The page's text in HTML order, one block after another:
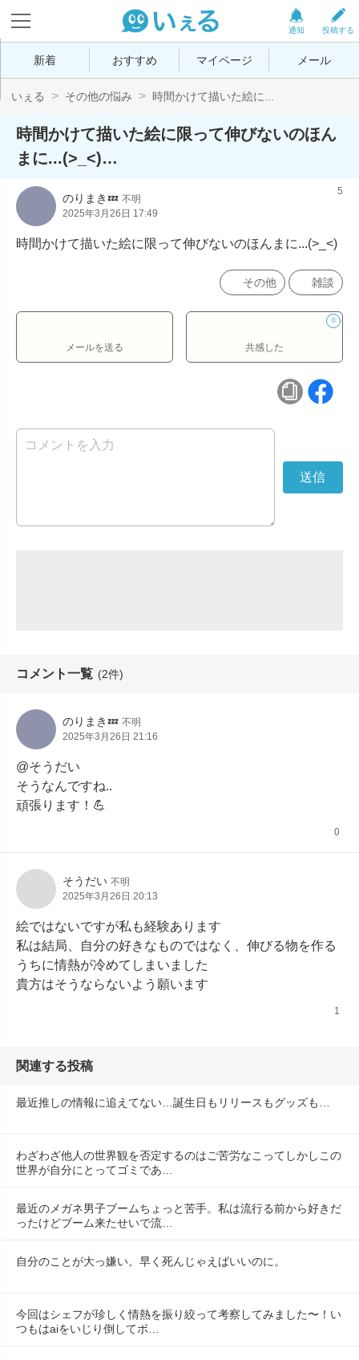
投稿する
通知
新着 おすすめ マイページ メール
いぇる その他の悩み 時間かけて描いた絵に...
時間かけて描いた絵に限って伸びないのほん
まに...(>_<)…
のりまき💤 不明
2025年3月26日 17:49
5
時間かけて描いた絵に限って伸びないのほんまに...(>_<)
その他 雑談
メールを送る
0
共感した
コメント一覧 (2件)
のりまき💤 不明
2025年3月26日 21:16
@そうだい
そうなんですね..
頑張ります！💪
0
そうだい 不明
2025年3月26日 20:13
絵ではないですが私も経験あります
私は結局、自分の好きなものではなく、伸びる物を作る
うちに情熱が冷めてしまいました
貴方はそうならないよう願います
1
関連する投稿
最近推しの情報に追えてない…誕生日もリリースもグッズも…
わざわざ他人の世界観を否定するのはご苦労なこってしかしこの
世界が自分にとってゴミであ…
最近のメガネ男子ブームちょっと苦手。私は流行る前から好きだ
ったけどブーム来たせいで流…
自分のことが大っ嫌い。早く死んじゃえばいいのに。
今回はシェフが珍しく情熱を振り絞って考察してみました〜！い
つもはaiをいじり倒してボ…